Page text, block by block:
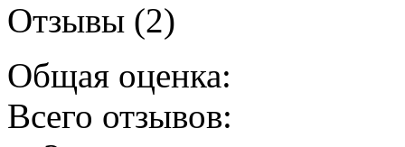
Отзывы (2)
Общая оценка:
Всего отзывов: